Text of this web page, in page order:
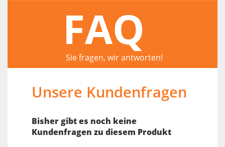
FAQ
Sie fragen, wir antworten!
Unsere Kundenfragen
Bisher gibt es noch keine
Kundenfragen zu diesem Produkt